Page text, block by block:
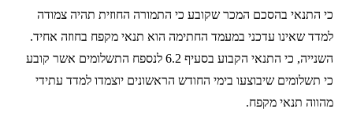
כי התנאי בהסכם המכר שקובע כי התמורה החוזית תהיה צמודה
למדד שאינו עדכני במעמד החתימה הוא תנאי מקפח בחוזה אחיד.
השנייה, כי התנאי הקבוע בסעיף 6.2 לנספח התשלומים אשר קובע
כי תשלומים שיבוצעו בימי החודש הראשונים יוצמדו למדד עתידי
מהווה תנאי מקפח.